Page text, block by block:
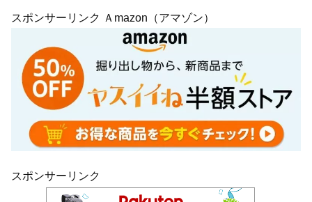
スポンサーリンク Ａmazon（アマゾン）
スポンサーリンク